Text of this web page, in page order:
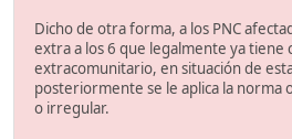
Dicho de otra forma, a los PNC
extra a los 6 que legalmente ya tiene
extracomunitario, en situación de
posteriormente se le aplica la norma
o irregular.